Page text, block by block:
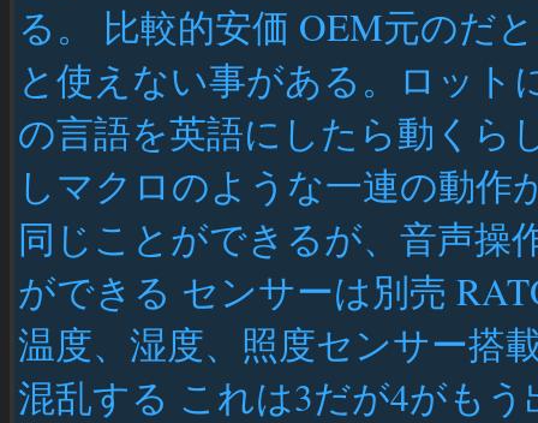
る。 比較的安価 OEM元のだ
と使えない事がある。ロット
の言語を英語にしたら動くら
しマクロのような一連の動作
同じことができるが、音声操
ができる センサーは別売
温度、湿度、照度センサー搭
混乱する これは3だが4がも